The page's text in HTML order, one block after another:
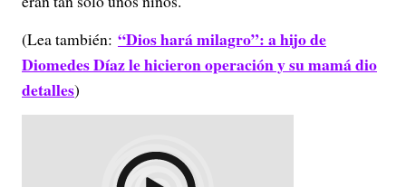
(Lea también: “Dios hará milagro”: a hijo de
Diomedes Díaz le hicieron operación y su mamá dio
detalles)